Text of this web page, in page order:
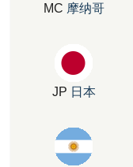
MC 摩纳哥
JP 日本